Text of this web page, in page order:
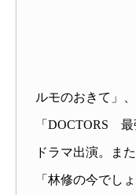
ルモのおきて」
「DOCTORS
ドラマ出演。ま
「林修の今でし